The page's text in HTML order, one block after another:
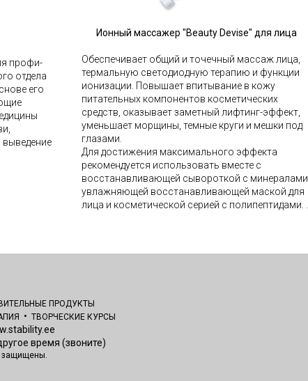
профи-
отдела
его
выведение
Ионный массажер "Beauty Devise" для лица
Обеспечивает общий и точечный массаж лица,
термальную светодиодную терапию и функции
ионизации. Повышает впитывание в кожу
питательных компонентов косметических
средств, оказывает заметный лифтинг-эффект,
уменьшает морщины, темные круги и мешки под
глазами.
Для достижения максимального эффекта
рекомендуется использовать вместе с
восстанавливающей сывороткой с минералами,
увлажняющей восстанавливающей маской для
лица и косметической серией с полипептидами. .
ПРОДУКТЫ
• ТВОРЧЕСКИЕ КУРСЫ
время (звоните)
защищены.